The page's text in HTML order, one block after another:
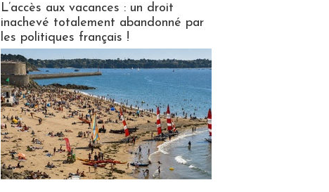
L’accès aux vacances : un droit
inachevé totalement abandonné par
les politiques français !